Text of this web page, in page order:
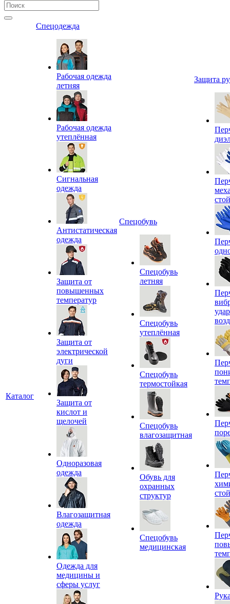
Каталог
Спецодежда
Рабочая одежда
летняя
Рабочая одежда
утеплённая
Сигнальная
одежда
Антистатическая
одежда
Защита от
повышенных
температур
Защита от
электрической
дуги
Защита от
кислот и
щелочей
Одноразовая
одежда
Влагозащитная
одежда
Одежда для
медицины и
сферы услуг
Спецобувь
Спецобувь
летняя
Спецобувь
утеплённая
Спецобувь
термостойкая
Спецобувь
влагозащитная
Обувь для
охранных
структур
Спецобувь
медицинская
Защита